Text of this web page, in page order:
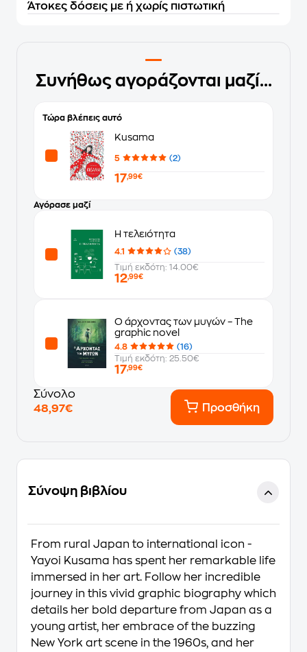
Άτοκες δόσεις με ή χωρίς πιστωτική
Συνήθως αγοράζονται μαζί...
Τώρα βλέπεις αυτό
Kusama
5 (2)
17,99€
Αγόρασε μαζί
Η τελειότητα
4.1
(38)
Τιμή εκδότη: 14.00€
12,99€
Ο άρχοντας των μυγών – The
graphic novel
4.8
(16)
Τιμή εκδότη: 25.50€
17,99€
Σύνολο
48,97€
Προσθήκη
Σύνοψη βιβλίου
From rural Japan to international icon -
Yayoi Kusama has spent her remarkable life
immersed in her art. Follow her incredible
journey in this vivid graphic biography which
details her bold departure from Japan as a
young artist, her embrace of the buzzing
New York art scene in the 1960s, and her